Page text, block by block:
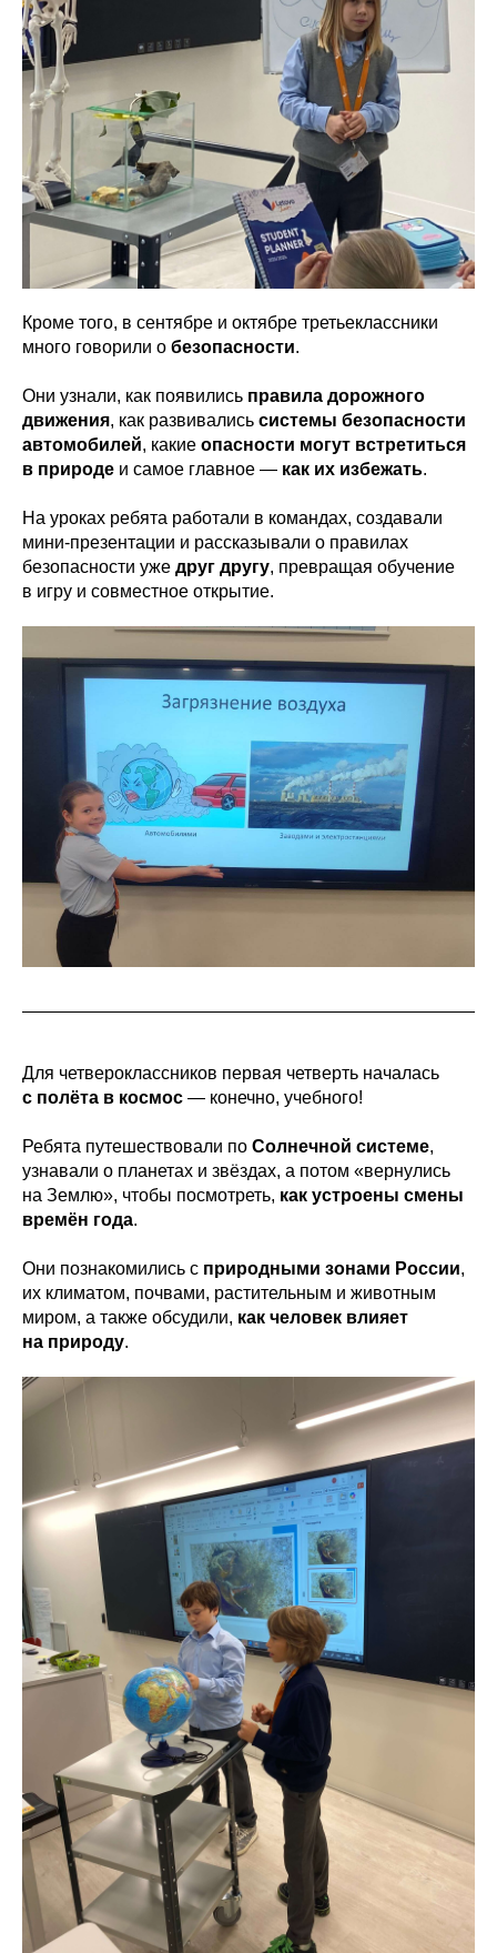
Кроме того, в сентябре и октябре третьеклассники
много говорили о безопасности.
Они узнали, как появились правила дорожного
движения, как развивались системы безопасности
автомобилей, какие опасности могут встретиться
в природе и самое главное — как их избежать.
На уроках ребята работали в командах, создавали
мини-презентации и рассказывали о правилах
безопасности уже друг другу, превращая обучение
в игру и совместное открытие.
Для четвероклассников первая четверть началась
с полёта в космос — конечно, учебного!
Ребята путешествовали по Солнечной системе,
узнавали о планетах и звёздах, а потом «вернулись
на Землю», чтобы посмотреть, как устроены смены
времён года.
Они познакомились с природными зонами России,
их климатом, почвами, растительным и животным
миром, а также обсудили, как человек влияет
на природу.